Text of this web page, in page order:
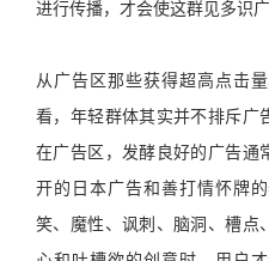
进行传播，才会使这群见多识
从广告区那些获得超高点击
看，年轻群体其实并不排斥广
在广告区，发酵良好的广告通
开的日本广告和善打情怀牌
笑、魔性、讽刺、脑洞、槽点